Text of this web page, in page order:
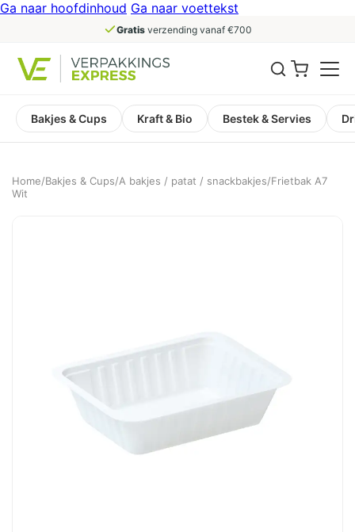
Ga naar hoofdinhoud Ga naar voettekst
Gratisverzending vanaf €700
Bakjes & Cups Kraft & Bio Bestek & Servies
Home/Bakjes & Cups/A bakjes / patat / snackbakjes/Frietbak A7
Wit